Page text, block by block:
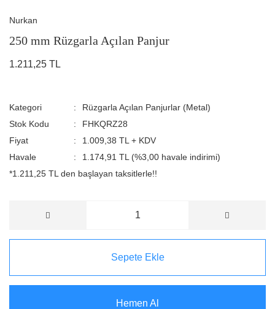
Nurkan
250 mm Rüzgarla Açılan Panjur
1.211,25 TL
Kategori
Rüzgarla Açılan Panjurlar (Metal)
Stok Kodu
FHKQRZ28
Fiyat
1.009,38 TL + KDV
Havale
1.174,91 TL (%3,00 havale indirimi)
*1.211,25 TL den başlayan taksitlerle!!
Sepete Ekle
Hemen Al